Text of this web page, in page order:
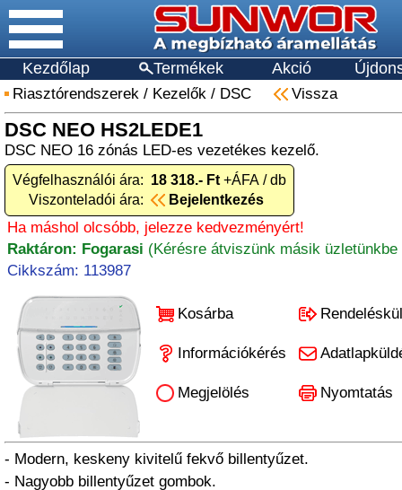
Kezdőlap Termékek Akció
Riasztórendszerek / Kezelők / DSC Vissza
DSC NEO HS2LEDE1
DSC NEO 16 zónás LED-es vezetékes kezelő.
Végfelhasználói ára: 18 318.- Ft +ÁFA / db
Viszonteladói ára:
Bejelentkezés
Ha máshol olcsóbb, jelezze kedvezményért!
Raktáron: Fogarasi (Kérésre átviszünk másik üzletünkbe
Cikkszám: 113987
Kosárba
Információkérés
Megjelölés Nyomtatás
- Modern, keskeny kivitelű fekvő billentyűzet.
- Nagyobb billentyűzet gombok.